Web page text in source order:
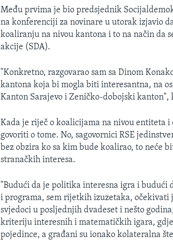
Među prvima je bio predsjednik
na konferenciji za novinare u utorak izjavio
koaliranju na nivou kantona i to na način da
akcije (SDA).
"Konkretno, razgovarao sam sa Dinom
kantona koja bi mogla biti interesantna, na
Kanton Sarajevo i Zeničko-dobojski kanton",
Kada je riječ o koalicijama na nivou entiteta i
govoriti o tome. No, sagovornici RSE
bez obzira ko sa kim bude koalirao, to neće
stranačkih interesa.
"Budući da je politika interesna igra i
i programa, sem rijetkih izuzetaka, očekivati
svjedoci u posljednjih dvadeset i nešto
kriteriju interesnih i matematičkih igara,
pojedince, a građani su ionako kolateralna